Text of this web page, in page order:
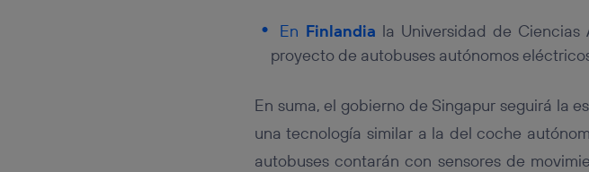
En Finlandia la Universidad de
proyecto de autobuses autónomos
En suma, el gobierno de Singapur seguirá la
una tecnología similar a la del coche
autobuses contarán con sensores de